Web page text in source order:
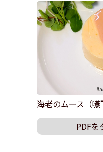
よ
お
ナガセ
海老のムース（嚥
PDFを